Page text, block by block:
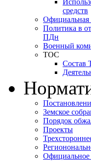
средств
Политика в
ПДн
Военный
ТОС
Состав
Земское
Порядок
Проекты